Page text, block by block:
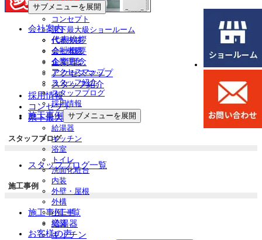
サブメニューを展開
コンセプト
県下最大級ショールーム
代表挨拶
会社概要
企業理念
アクセスマップ
スタッフ紹介
スタッフブログ
採用情報
施工事例 サブメニューを展開
給湯器
キッチン
浴室
トイレ
洗面化粧台
内装
外壁・屋根
外構
小工事
増築
お客様の声
会社案内
代表挨拶
会社概要
企業理念
アクセスマップ
スタッフ紹介
採用情報
コンセプト
県下最大級ショールーム
スタッフブログ
スタッフブログ一覧
施工事例
施工事例一覧
給湯器
キッチン